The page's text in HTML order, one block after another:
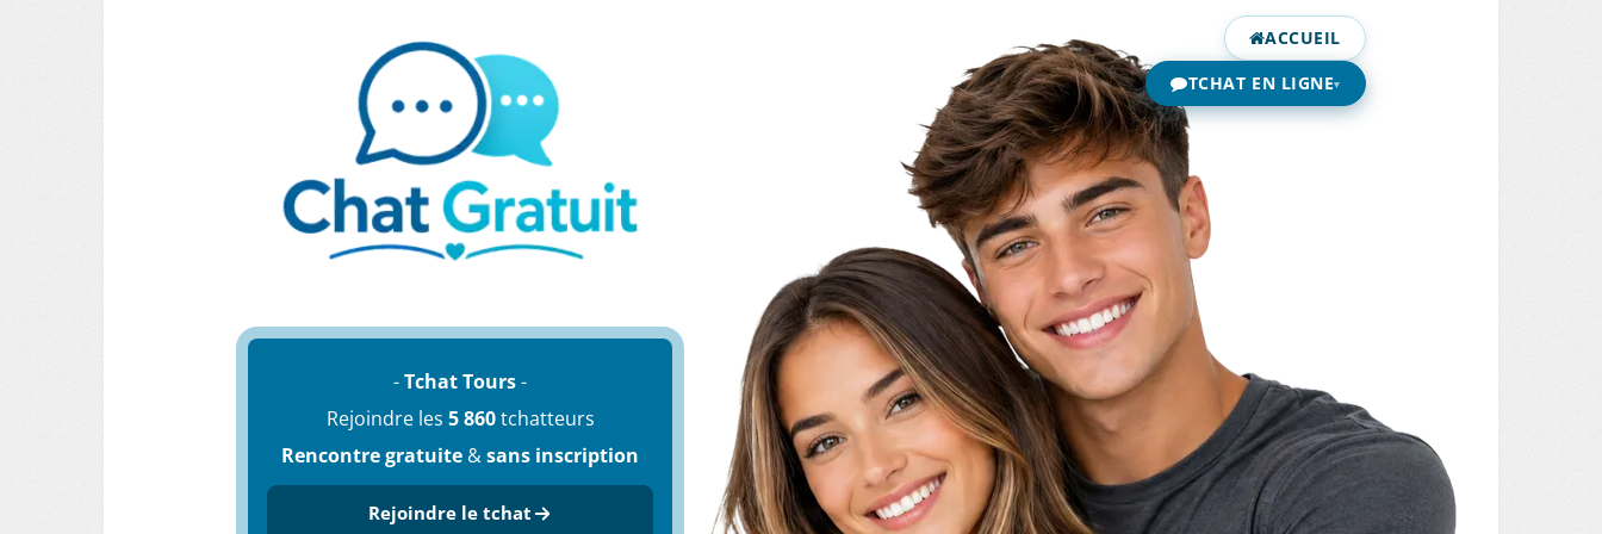
ACCUEIL
TCHAT EN LIGNE▾
-Tchat Tours-
Rejoindre les 5 860tchatteurs
Rencontre gratuite &sans inscription
Rejoindre le tchat